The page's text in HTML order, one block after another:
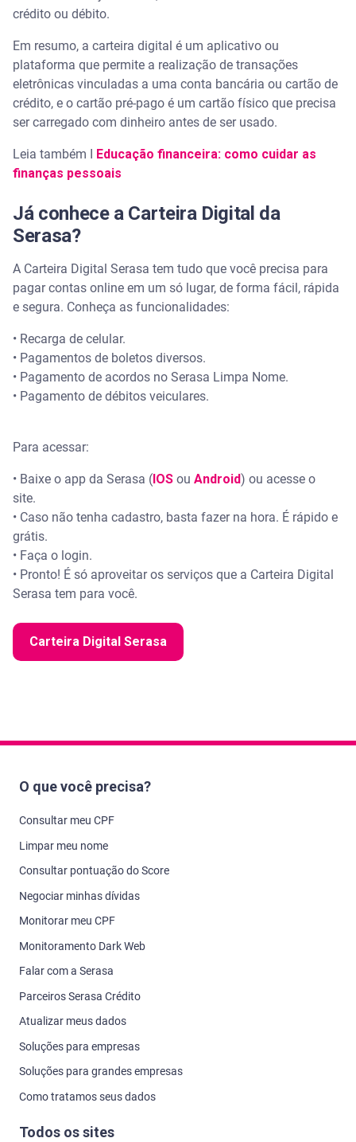
crédito ou débito.
Em resumo, a carteira digital é um aplicativo ou
plataforma que permite a realização de transações
eletrônicas vinculadas a uma conta bancária ou cartão de
crédito, e o cartão pré-pago é um cartão físico que precisa
ser carregado com dinheiro antes de ser usado.
Leia também I
Educação financeira: como cuidar as
finanças pessoais
Já conhece a Carteira Digital da
Serasa?
A Carteira Digital Serasa tem tudo que você precisa para
pagar contas online em um só lugar, de forma fácil, rápida
e segura. Conheça as funcionalidades:
• Recarga de celular.
• Pagamentos de boletos diversos.
• Pagamento de acordos no Serasa Limpa Nome.
• Pagamento de débitos veiculares.
Para acessar:
• Baixe o app da Serasa ( IOS ou Android) ou acesse o
site.
• Caso não tenha cadastro, basta fazer na hora. É rápido e
grátis.
• Faça o login.
• Pronto! É só aproveitar os serviços que a Carteira Digital
Serasa tem para você.
Carteira Digital Serasa
O que você precisa?
Consultar meu CPF
Limpar meu nome
Consultar pontuação do Score
Negociar minhas dívidas
Monitorar meu CPF
Monitoramento Dark Web
Falar com a Serasa
Parceiros Serasa Crédito
Atualizar meus dados
Soluções para empresas
Soluções para grandes empresas
Como tratamos seus dados
Todos os sites